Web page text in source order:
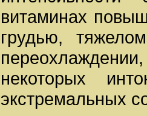
витаминах
грудью,
некоторых
экстремальных